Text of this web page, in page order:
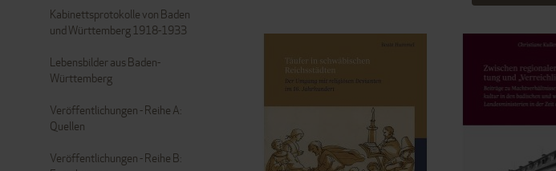
Kabinettsprotokolle von Baden
und Württemberg 1918-1933
Lebensbilder aus Baden-
Württemberg
Veröffentlichungen - Reihe A:
Quellen
Veröffentlichungen - Reihe B: